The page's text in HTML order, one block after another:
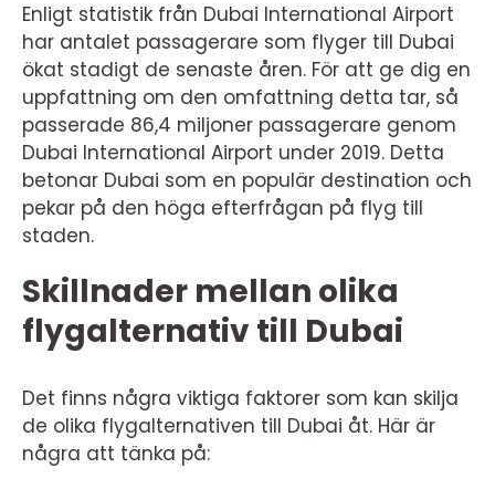
Enligt statistik från Dubai International Airport
har antalet passagerare som flyger till Dubai
ökat stadigt de senaste åren. För att ge dig en
uppfattning om den omfattning detta tar, så
passerade 86,4 miljoner passagerare genom
Dubai International Airport under 2019. Detta
betonar Dubai som en populär destination och
pekar på den höga efterfrågan på flyg till
staden.
Skillnader mellan olika
flygalternativ till Dubai
Det finns några viktiga faktorer som kan skilja
de olika flygalternativen till Dubai åt. Här är
några att tänka på: